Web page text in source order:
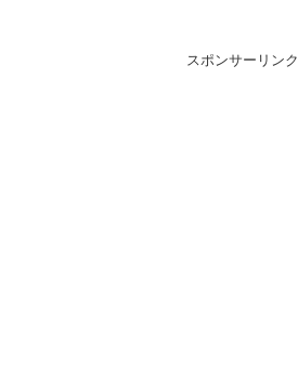
スポンサーリンク